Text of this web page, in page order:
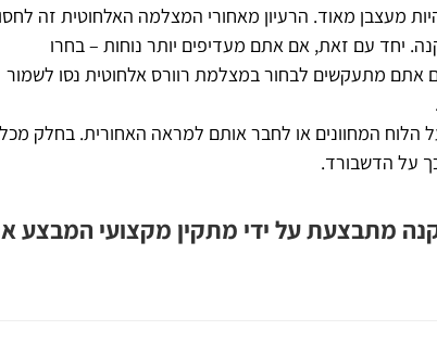
מעצבן מאוד. הרעיון מאחורי המצלמה האלחוטית זה
יחד עם זאת, אם אתם מעדיפים יותר נוחות – בחרו
אתם מתעקשים לבחור במצלמת רוורס אלחוטית נסו לשמור
הלוח המחוונים או לחבר אותם למראה האחורית. בחלק
על הדשבורד.
מתבצעת על ידי מתקין מקצועי המבצע